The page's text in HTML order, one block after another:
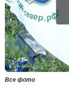
Все фото